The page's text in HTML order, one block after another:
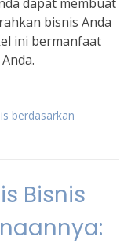
bisnis Anda
ini bermanfaat
berdasarkan
Bisnis